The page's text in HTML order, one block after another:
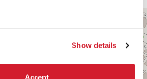
Show details
Accept